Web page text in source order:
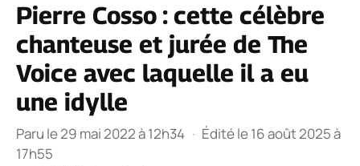
Pierre Cosso : cette célèbre
chanteuse et jurée de The
Voice avec laquelle il a eu
une idylle
Paru le 29 mai 2022 à 12h34 · Édité le 16 août 2025 à
17h55